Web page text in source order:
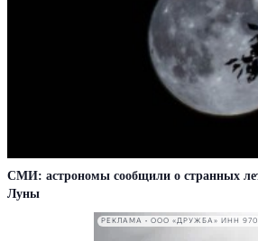
СМИ: астрономы сообщили о странных
Луны